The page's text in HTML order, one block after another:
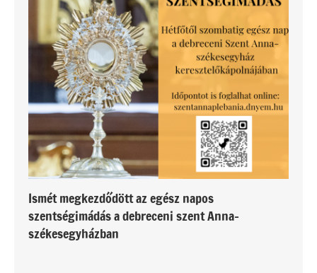
Ismét megkezdődött az egész napos
szentségimádás a debreceni szent Anna-
székesegyházban